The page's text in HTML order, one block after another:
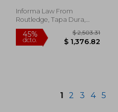
Informa Law From
Routledge, Tapa Dura,
Nuevo
1 2 3 4 5